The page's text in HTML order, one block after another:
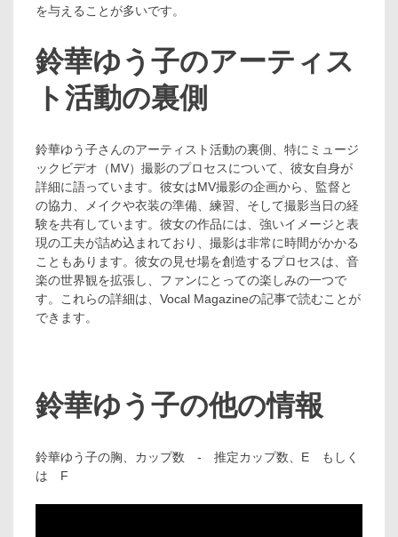
を与えることが多いです。
鈴華ゆう子のアーティス
ト活動の裏側
鈴華ゆう子さんのアーティスト活動の裏側、特にミュージ
ックビデオ（MV）撮影のプロセスについて、彼女自身が
詳細に語っています。彼女はMV撮影の企画から、監督と
の協力、メイクや衣装の準備、練習、そして撮影当日の経
験を共有しています。彼女の作品には、強いイメージと表
現の工夫が詰め込まれており、撮影は非常に時間がかかる
こともあります。彼女の見せ場を創造するプロセスは、音
楽の世界観を拡張し、ファンにとっての楽しみの一つで
す。これらの詳細は、Vocal Magazineの記事で読むことが
できます​​。
鈴華ゆう子の他の情報
鈴華ゆう子の胸、カップ数 - 推定カップ数、E もしく
は F